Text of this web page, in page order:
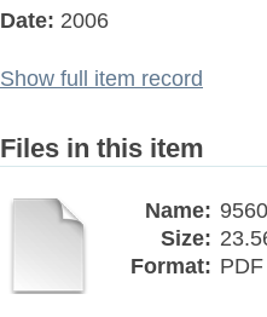
Date: 2006
Show full item record
Files in this item
Name:
Size:
Format: PDF